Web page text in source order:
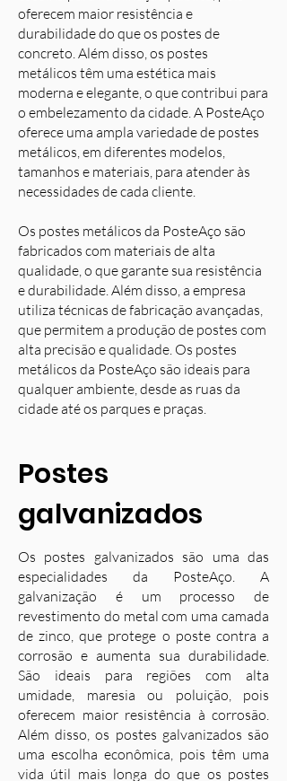
oferecem maior resistência e
durabilidade do que os postes de
concreto. Além disso, os postes
metálicos têm uma estética mais
moderna e elegante, o que contribui para
o embelezamento da cidade. A PosteAço
oferece uma ampla variedade de postes
metálicos, em diferentes modelos,
tamanhos e materiais, para atender às
necessidades de cada cliente.
Os postes metálicos da PosteAço são
fabricados com materiais de alta
qualidade, o que garante sua resistência
e durabilidade. Além disso, a empresa
utiliza técnicas de fabricação avançadas,
que permitem a produção de postes com
alta precisão e qualidade. Os postes
metálicos da PosteAço são ideais para
qualquer ambiente, desde as ruas da
cidade até os parques e praças.
Postes
galvanizados
Os postes galvanizados são uma das
especialidades da PosteAço. A
galvanização é um processo de
revestimento do metal com uma camada
de zinco, que protege o poste contra a
corrosão e aumenta sua durabilidade.
São ideais para regiões com alta
umidade, maresia ou poluição, pois
oferecem maior resistência à corrosão.
Além disso, os postes galvanizados são
uma escolha econômica, pois têm uma
vida útil mais longa do que os postes